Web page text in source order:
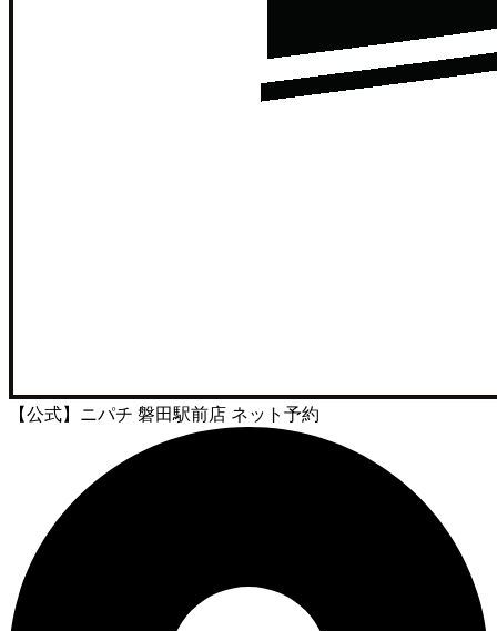
【公式】ニパチ 磐田駅前店 ネット予約